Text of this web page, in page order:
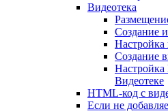
Видеотека
Создание
Настройка
Создание
Настройка
Видеотеке
HTML-код с
Если не